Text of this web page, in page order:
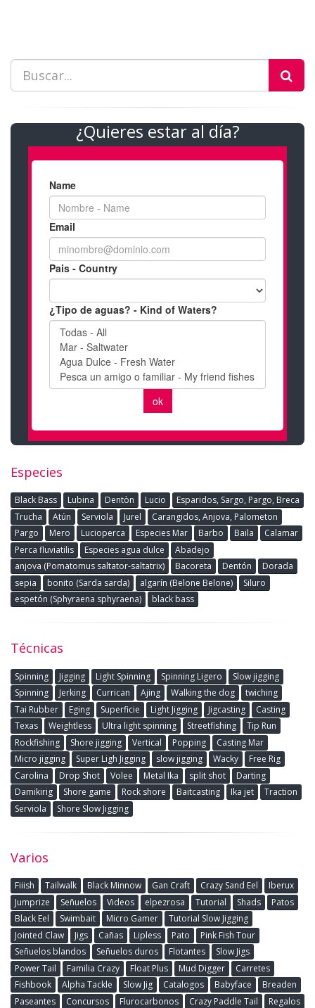
¿Quieres estar al día?
Especies
Black Bass Lubina Dentòn Lucio
Esparidos, Sargo, Pargo, Breca
Trucha
Atún Serviola Jurel
Carangidos, Anjova, Palometon
Pargo
Mero Lucioperca Especies Mar Barbo Baila
Calamar
Perca fluviatilis
Especies agua dulce
Abadejo
anjova (Pomatomus saltator-saltatrix)
Bacoreta Dentón
Dorada
sepia
bonito (Sarda sarda) algarín (Belone Belone)
Siluro
espetón (Sphyraena sphyraena)
black bass
Técnicas
Spinning Jigging Light Spinning Spinning Ligero
Slow jigging
Spinning
Jerking Currican Ajing Walking the dog
twiching
Tai Rubber
Eging Superficie Light Jigging Jigcasting
Casting
Texas
Weightless Ultra light spinning Streetfishing
Tip Run
Rockfishing
Shore jigging Vertical Popping
Casting Mar
Micro jigging
Super Ligh Jigging slow jigging Wacky
Free Rig
Carolina
Drop Shot Volee Metal Ika split shot
Darting
Damikirig
Shore game Rock shore Baitcasting Ika jet
Traction
Serviola
Shore Slow Jigging
Varios
Fiiish Tailwalk Black Minnow Gan Craft Crazy Sand Eel
Iberux
Jumprize
Señuelos Videos elpezrosa Tutorial Shads
Patos
Black Eel
Swimbait Micro Gamer
Tutorial Slow Jigging
Jointed Claw
Jigs Cañas Lipless Pato
Pink Fish Tour
Señuelos blandos
Señuelos duros Flotantes
Slow Jigs
Power Tail
Familia Crazy Float Plus Mud Digger
Carretes
Fishbook
Alpha Tackle Slow Jig Catalogos Babyface
Breaden
Paseantes
Concursos Flurocarbonos Crazy Paddle Tail
Regalos